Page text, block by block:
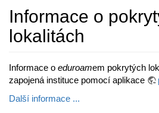
Informace o
lokalitách
Informace o eduroamem pokrytých
zapojená instituce pomocí aplikace
Další informace ...